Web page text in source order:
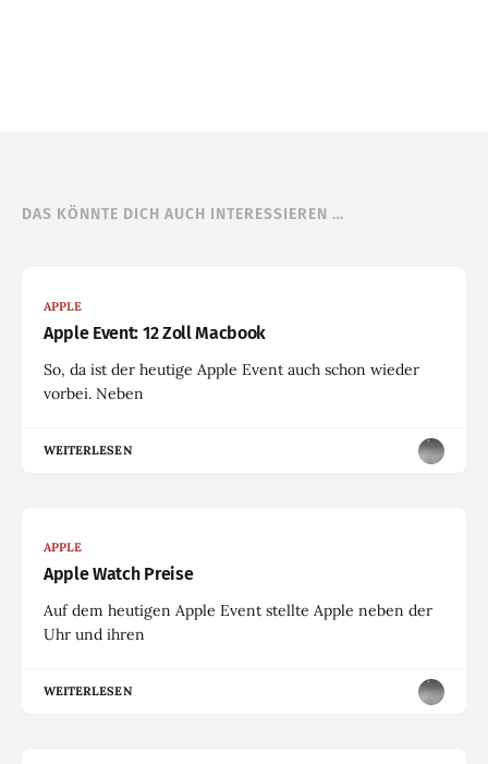
DAS KÖNNTE DICH AUCH INTERESSIEREN …
APPLE
Apple Event: 12 Zoll Macbook
So, da ist der heutige Apple Event auch schon wieder
vorbei. Neben
WEITERLESEN
APPLE
Apple Watch Preise
Auf dem heutigen Apple Event stellte Apple neben der
Uhr und ihren
WEITERLESEN